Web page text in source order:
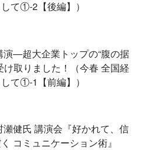
て①-2【後編】）
演―超大企業トップの“腹の据
け取りました！（今春 全国経
て①-1【前編】）
瀬健氏 講演会『好かれて、信
コミュニケーション術』